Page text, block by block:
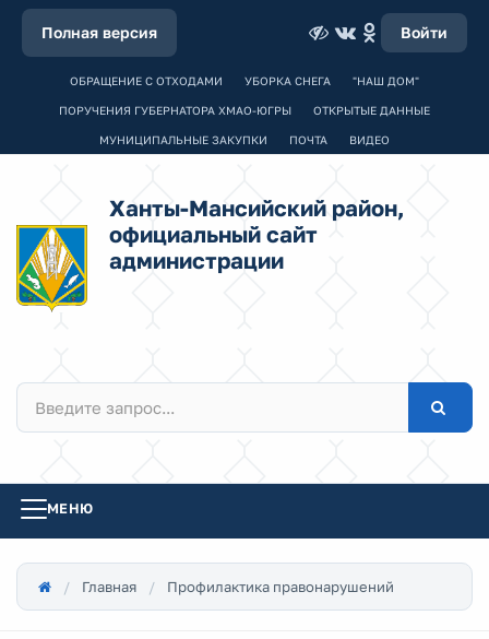
Полная версия Войти
ОБРАЩЕНИЕ С ОТХОДАМИ УБОРКА СНЕГА "НАШ ДОМ"
ПОРУЧЕНИЯ ГУБЕРНАТОРА ХМАО-ЮГРЫ ОТКРЫТЫЕ ДАННЫЕ
МУНИЦИПАЛЬНЫЕ ЗАКУПКИ ПОЧТА ВИДЕО
Ханты-Мансийский район,
официальный сайт
администрации
МЕНЮ
Главная Профилактика правонарушений